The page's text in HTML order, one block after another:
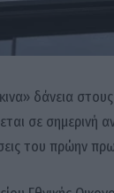
δάνεια
σε σημερινή
του πρώην